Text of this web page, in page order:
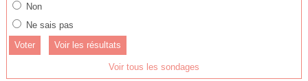
Non
Ne sais pas
Voir les résultats
Voir tous les sondages